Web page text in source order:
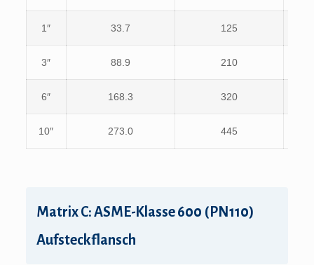
1″ 33.7 125
3″ 88.9 210
6″ 168.3 320
10″ 273.0 445
Matrix C: ASME-Klasse 600 (PN110)
Aufsteckflansch